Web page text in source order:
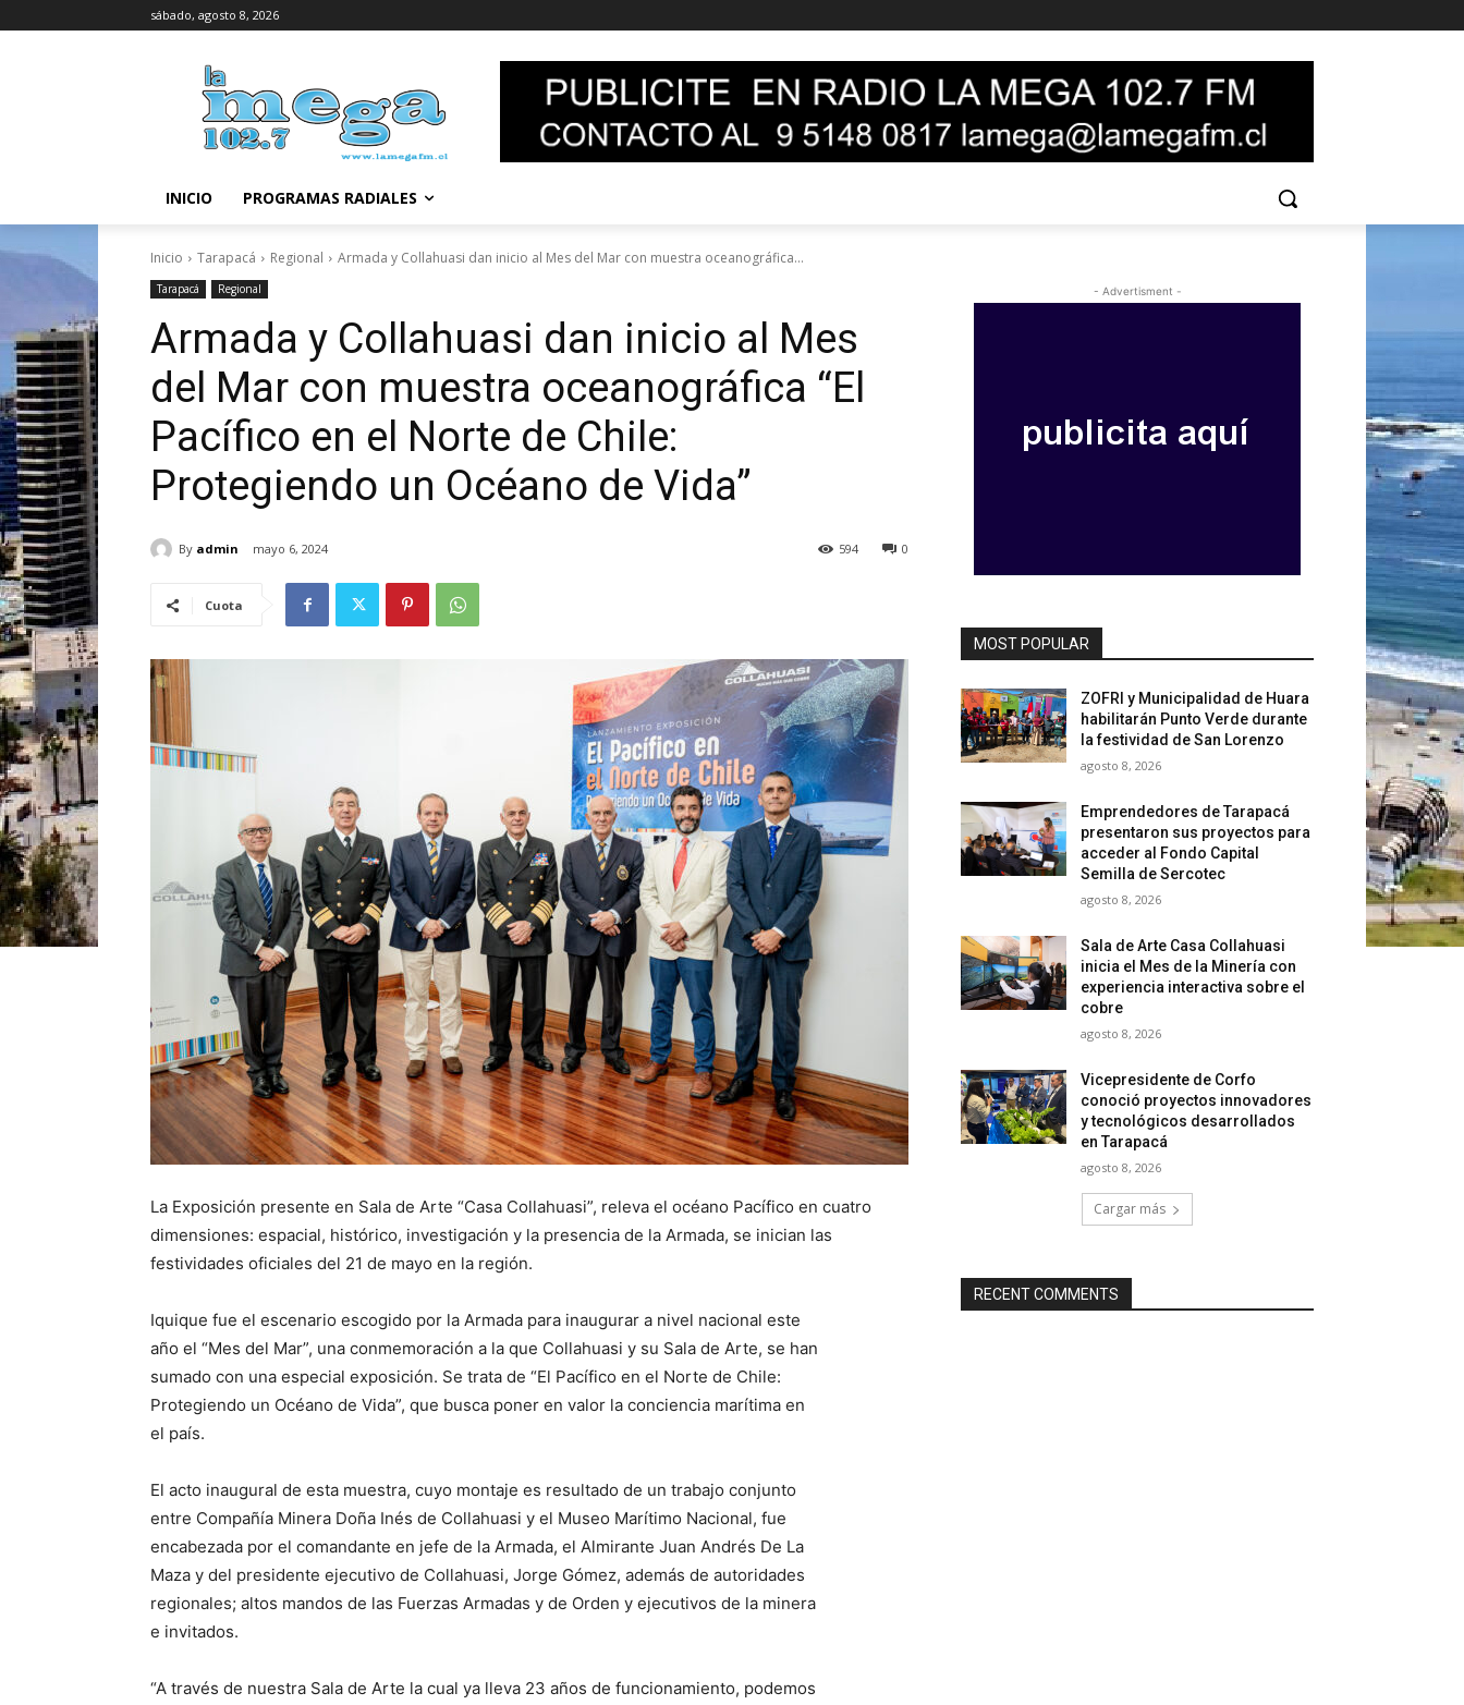
sábado, agosto 8, 2026
INICIO PROGRAMAS RADIALES
Inicio Tarapacá Regional Armada y Collahuasi dan inicio al Mes del Mar con muestra oceanográfica...
Tarapacá Regional
Armada y Collahuasi dan inicio al Mes
del Mar con muestra oceanográfica “El
Pacífico en el Norte de Chile:
Protegiendo un Océano de Vida”
By admin mayo 6, 2024 0
594
Cuota
La Exposición presente en Sala de Arte “Casa Collahuasi”, releva el océano Pacífico en cuatro
dimensiones: espacial, histórico, investigación y la presencia de la Armada, se inician las
festividades oficiales del 21 de mayo en la región.
Iquique fue el escenario escogido por la Armada para inaugurar a nivel nacional este
año el “Mes del Mar”, una conmemoración a la que Collahuasi y su Sala de Arte, se han
sumado con una especial exposición. Se trata de “El Pacífico en el Norte de Chile:
Protegiendo un Océano de Vida”, que busca poner en valor la conciencia marítima en
el país.
El acto inaugural de esta muestra, cuyo montaje es resultado de un trabajo conjunto
entre Compañía Minera Doña Inés de Collahuasi y el Museo Marítimo Nacional, fue
encabezada por el comandante en jefe de la Armada, el Almirante Juan Andrés De La
Maza y del presidente ejecutivo de Collahuasi, Jorge Gómez, además de autoridades
regionales; altos mandos de las Fuerzas Armadas y de Orden y ejecutivos de la minera
e invitados.
“A través de nuestra Sala de Arte la cual ya lleva 23 años de funcionamiento, podemos
- Advertisment -
MOST POPULAR
ZOFRI y Municipalidad de Huara
habilitarán Punto Verde durante
la festividad de San Lorenzo
agosto 8, 2026
Emprendedores de Tarapacá
presentaron sus proyectos para
acceder al Fondo Capital
Semilla de Sercotec
agosto 8, 2026
Sala de Arte Casa Collahuasi
inicia el Mes de la Minería con
experiencia interactiva sobre el
cobre
agosto 8, 2026
Vicepresidente de Corfo
conoció proyectos innovadores
y tecnológicos desarrollados
en Tarapacá
agosto 8, 2026
Cargar más
RECENT COMMENTS